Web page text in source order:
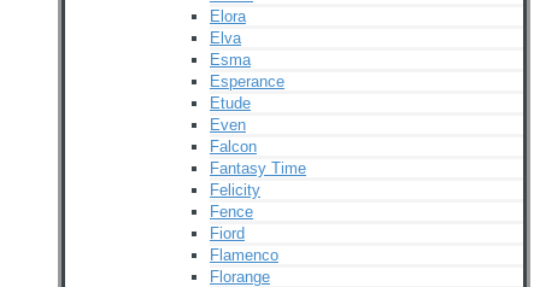
Elora
Elva
Esma
Esperance
Etude
Even
Falcon
Fantasy Time
Felicity
Fence
Fiord
Flamenco
Florange